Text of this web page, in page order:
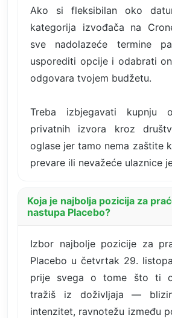
Ako si fleksibilan oko
kategorija izvođača na
sve nadolazeće termine
usporediti opcije i odabrati
odgovara tvojem budžetu.
Treba izbjegavati kupnju
privatnih izvora kroz
oglase jer tamo nema zaštite
prevare ili nevažeće ulaznice
Koja je najbolja pozicija za
nastupa Placebo?
Izbor najbolje pozicije za
Placebo u četvrtak 29.
prije svega o tome što ti
tražiš iz doživljaja —
intenzitet, ravnotežu između